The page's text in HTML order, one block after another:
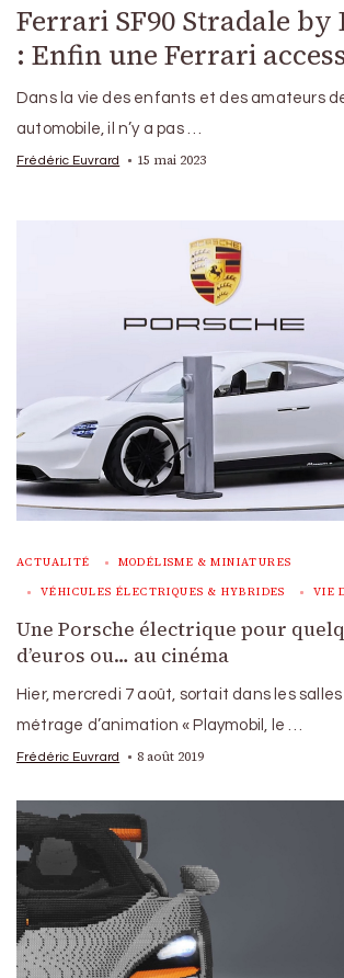
Ferrari SF90 Stradale
: Enfin une Ferrari
Dans la vie des enfants et des amateurs
automobile, il n’y a pas …
Frédéric Euvrard 15 mai 2023
ACTUALITÉ MODÉLISME & MINIATURES
VÉHICULES ÉLECTRIQUES & HYBRIDES VIE
Une Porsche électrique pour
d’euros ou… au cinéma
Hier, mercredi 7 août, sortait dans les
métrage d’animation « Playmobil, le …
Frédéric Euvrard 8 août 2019